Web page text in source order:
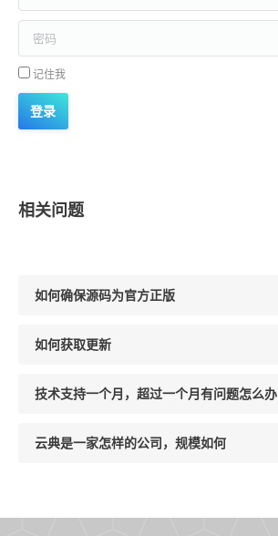
密码
记住我
相关问题
如何确保源码为官方正版
如何获取更新
技术支持一个月，超过一个月有问题怎么办
云典是一家怎样的公司，规模如何